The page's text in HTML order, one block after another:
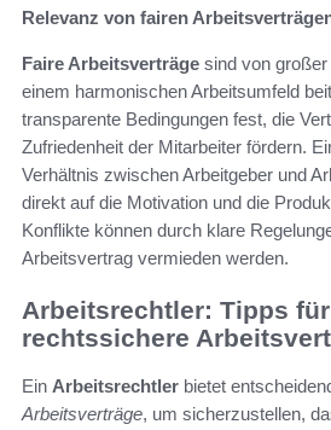
Relevanz von fairen
Faire Arbeitsverträge sind von
einem harmonischen Arbeitsumfeld
transparente Bedingungen fest, die
Zufriedenheit der Mitarbeiter fördern.
Verhältnis zwischen Arbeitgeber und
direkt auf die Motivation und die
Konflikte können durch klare
Arbeitsvertrag vermieden werden.
Arbeitsrechtler: Tipps
rechtssichere
Ein Arbeitsrechtler bietet
Arbeitsverträge, um sicherzustellen,